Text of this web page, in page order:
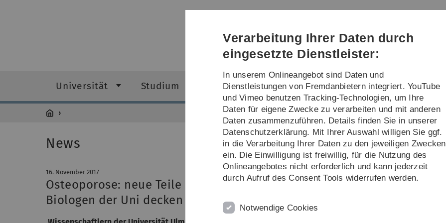
Direkt
Direkt
Direkt
(Sprache,
Drucken,
Social
Direkt
Direkt
Universität Studium Forschung Transfer
News
16. November 2017
Osteoporose: neue Teile im großen Puzzle
Biologen der Uni decken neue Schlüsselfaktoren auf
Verarbeitung Ihrer Daten durch
eingesetzte Dienstleister:
In unserem Onlineangebot sind Daten und
Dienstleistungen von Fremdanbietern integriert. YouTube
und Vimeo benutzen Tracking-Technologien, um Ihre
Daten für eigene Zwecke zu verarbeiten und mit anderen
Daten zusammenzuführen. Details finden Sie in unserer
Datenschutzerklärung. Mit Ihrer Auswahl willigen Sie ggf.
in die Verarbeitung Ihrer Daten zu den jeweiligen Zwecken
ein. Die Einwilligung ist freiwillig, für die Nutzung des
Onlineangebotes nicht erforderlich und kann jederzeit
durch Aufruf des Consent Tools widerrufen werden.
Notwendige Cookies